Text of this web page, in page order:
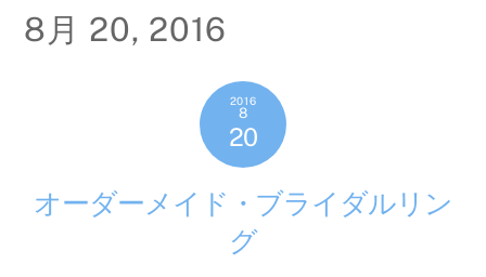
8月 20, 2016
2016
8
20
オーダーメイド・ブライダルリン
グ